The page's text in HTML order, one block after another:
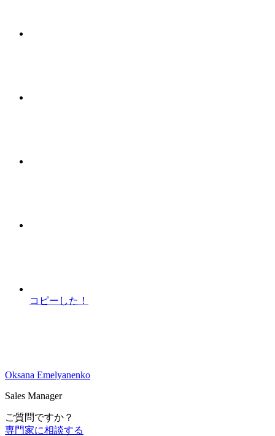
コピーした！
Oksana Emelyanenko
Sales Manager
ご質問ですか？
専門家に相談する